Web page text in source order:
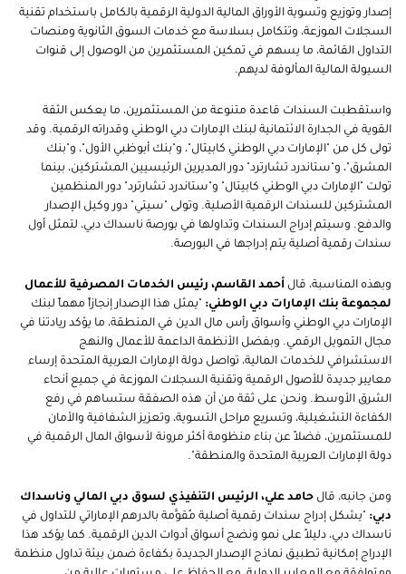
إصدار وتوزيع وتسوية الأوراق المالية الدولية الرقمية بالكامل باستخدام تقنية
السجلات الموزعة، وتتكامل بسلاسة مع خدمات السوق الثانوية ومنصات
التداول القائمة، ما يسهم في تمكين المستثمرين من الوصول إلى قنوات
السيولة المالية المألوفة لديهم.
واستقطبت السندات قاعدة متنوعة من المستثمرين، ما يعكس الثقة
القوية في الجدارة الائتمانية لبنك الإمارات دبي الوطني وقدراته الرقمية. وقد
تولى كل من "الإمارات دبي الوطني كابيتال"، و"بنك أبوظبي الأول"، و"بنك
المشرق"، و"ستاندرد تشارترد" دور المديرين الرئيسيين المشتركين، بينما
تولت "الإمارات دبي الوطني كابيتال" و"ستاندرد تشارترد" دور المنظمين
المشتركين للسندات الرقمية الأصلية. وتولى "سيتي" دور وكيل الإصدار
والدفع. وسيتم إدراج السندات وتداولها في بورصة ناسداك دبي، لتمثل أول
سندات رقمية أصلية يتم إدراجها في البورصة.
وبهذه المناسبة، قال أحمد القاسم، رئيس الخدمات المصرفية للأعمال
لمجموعة بنك الإمارات دبي الوطني: "يمثل هذا الإصدار إنجازاً مهماً لبنك
الإمارات دبي الوطني وأسواق رأس مال الدين في المنطقة، ما يؤكد ريادتنا في
مجال التمويل الرقمي. وبفضل الأنظمة الداعمة للأعمال والنهج
الاستشرافي للخدمات المالية، تواصل دولة الإمارات العربية المتحدة إرساء
معايير جديدة للأصول الرقمية وتقنية السجلات الموزعة في جميع أنحاء
الشرق الأوسط. ونحن على ثقة من أن هذه الصفقة ستساهم في رفع
الكفاءة التشغيلية، وتسريع مراحل التسوية، وتعزيز الشفافية والأمان
للمستثمرين، فضلاً عن بناء منظومة أكثر مرونة لأسواق المال الرقمية في
دولة الإمارات العربية المتحدة والمنطقة".
ومن جانبه، قال حامد علي، الرئيس التنفيذي لسوق دبي المالي وناسداك
دبي: "يشكل إدراج سندات رقمية أصلية مُقوَّمة بالدرهم الإماراتي للتداول في
ناسداك دبي، دليلاً على نمو ونضج أسواق أدوات الدين الرقمية. كما يؤكد هذا
الإدراج إمكانية تطبيق نماذج الإصدار الجديدة بكفاءة ضمن بيئة تداول منظمة